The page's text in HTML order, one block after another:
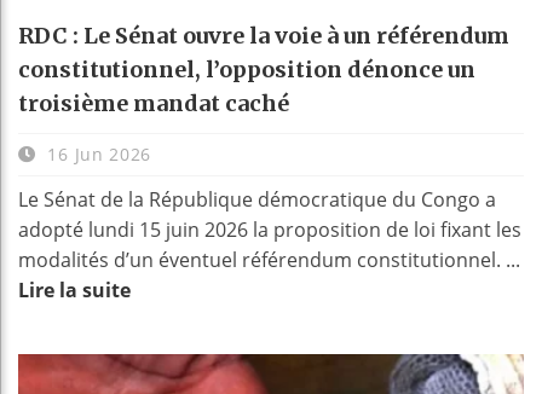
RDC : Le Sénat ouvre la voie à un référendum
constitutionnel, l’opposition dénonce un
troisième mandat caché
16 Jun 2026
Le Sénat de la République démocratique du Congo a
adopté lundi 15 juin 2026 la proposition de loi fixant les
modalités d’un éventuel référendum constitutionnel. ...
Lire la suite